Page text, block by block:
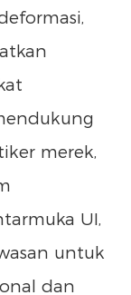
merek,
UI,
untuk
dan